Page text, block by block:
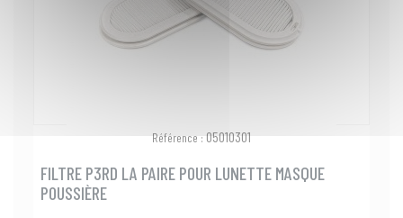
Référence : 05010301
FILTRE P3RD LA PAIRE POUR LUNETTE MASQUE
POUSSIÈRE